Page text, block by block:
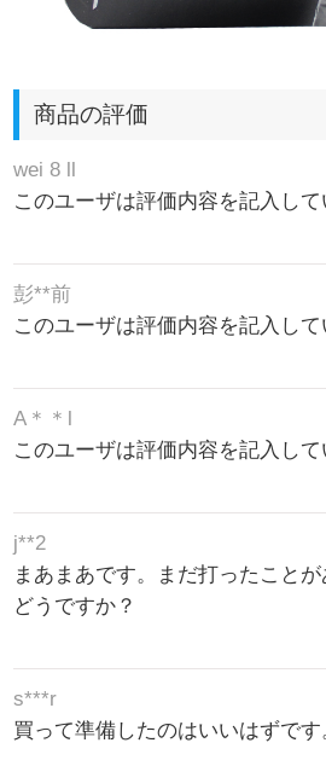
商品の評価
wei 8 ll
このユーザは評価内容を記入して
彭**前
このユーザは評価内容を記入して
A＊＊l
このユーザは評価内容を記入して
j**2
まあまあです。まだ打ったこと
どうですか？
s***r
買って準備したのはいいはずです